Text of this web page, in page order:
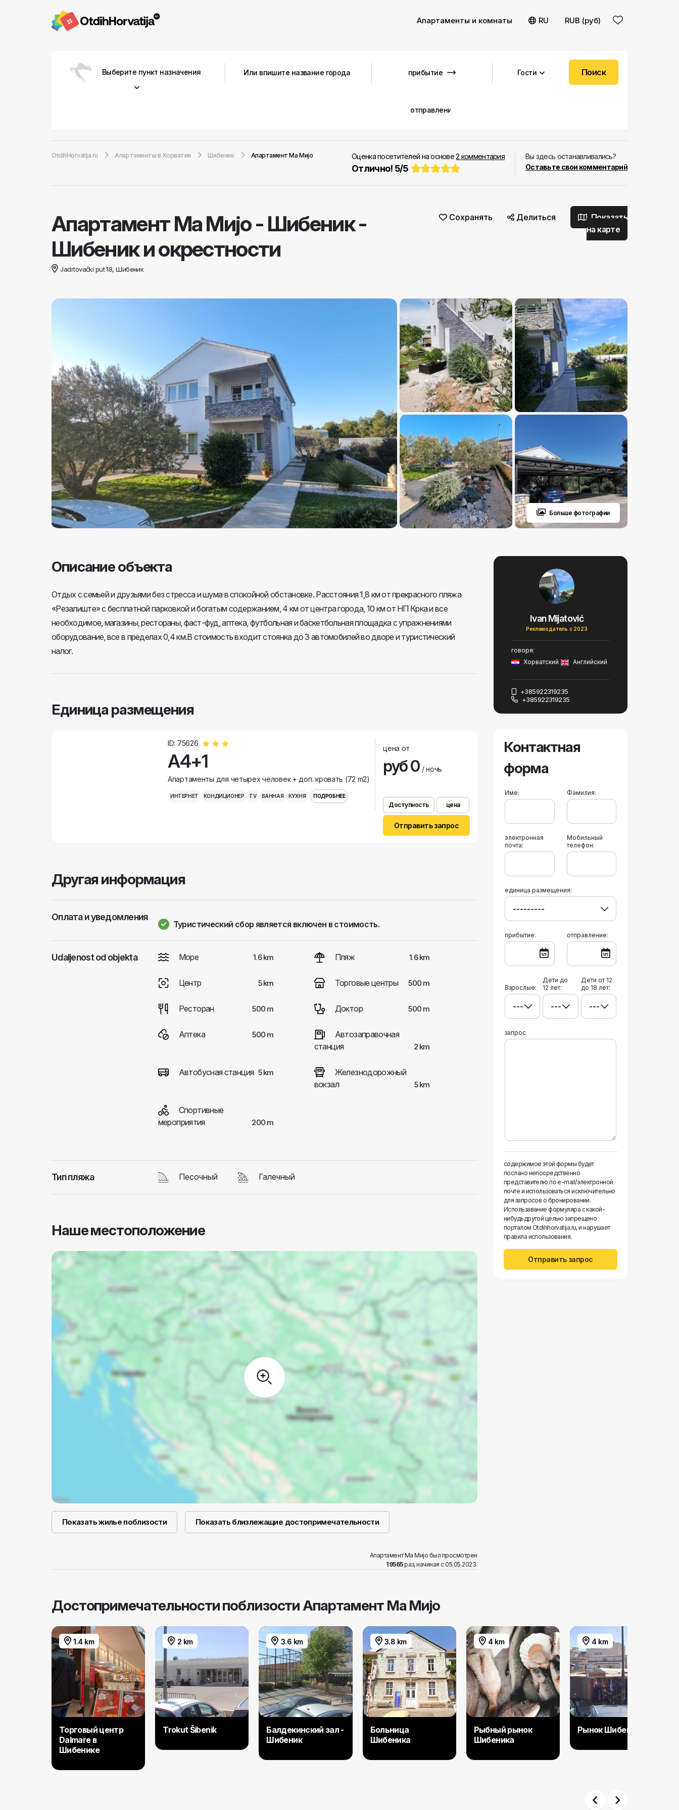
Апартаменты и комнаты RU RUB (руб)
Выберите пункт назначения Гости Поиск
OtdihHorvatija.ru Апартаменты в Хорватии Шибеник Aпартамент Ма Миjо
Вы здесь останавливались?
Оставьте свои комментарий
Оценка посетителей на основе2 комментария
Отлично! 5/5
Aпартамент Ма Миjо-Шибеник -
Шибеник и окрестности
Jadrtovački put 18, Шибеник
Сохранять Делиться
Показать
на карте
Больше фотографии
Описание объекта
Отдых с семьей и друзьями без стресса и шума в спокойной обстановке. Расстояния 1,8 км от прекрасного пляжа
«Резалиште» с бесплатной парковкой и богатым содержанием, 4 км от центра города, 10 км от НП Крка и все
необходимое, магазины, рестораны, фаст-фуд, аптека, футбольная и баскетбольная площадка с упражнениями
оборудование, все в пределах 0,4 км.В стоимость входит стоянка до 3 автомобилей во дворе и туристический
налог.
Единица размещения
ID: 75626
A4+1
Aпартаменты для четырех человек + доп. кровать (72 m2)
ИНТЕРНЕТ КОНДИЦИОНЕР TV ВАННАЯ КУХНЯ ПОДРОБНЕЕ
цена от
руб 0/ ночь
Доступность цена
Отправить запрос
Другая информация
Оплата и уведомления
Туристический сбор является включен в стоимость.
Udaljenost od objekta Море 1.6 km Пляж 1.6 km
Центр 5 km Торговые центры 500 m
Ресторан 500 m Доктор 500 m
Аптека 500 m
Автозаправочная
станция
2 km
Автобусная станция 5 km
Железнодорожный
вокзал
5 km
Спортивные
мероприятия
200 m
Тип пляжа Песочный Галечный
Наше местоположение
Показать жилье поблизости Показать близлежащие достопримечательности
Aпартамент Ма Миjо был просмотрен
19565раз, начиная с 05.05.2023.
Ivan Mijatović
Рекламодатель с 2023
говоря:
Хорватский
Английский
+385922319235
+385922319235
Контактная
форма
Име: Фамилия:
электронная
почта:
Мобильный
телефон:
единица размещения:
прибытие: отправление:
Взрослые:
Дети до
12 лет:
Дети от 12
до 18 лет:
запрос
содержимое этой формы будет
послано непосредственно
представителю по e-mail/электронной
почте и использоваться исключительно
для запросов о бронировании.
Использавание формуляра с какой-
нибудьдругой целью запрещено
порталом Otdihhorvatija.ru, и нарушает
правила использования.
Отправить запрос
Достопримечательности поблизости Aпартамент Ма Миjо
1.4 km
Торговый центр
Dalmare в
Шибенике
2 km
Trokut Šibenik
3.6 km
Балдекинский зал -
Шибеник
3.8 km
Больница
Шибеника
4 km
Рыбный рынок
Шибеника
4 km
Рынок Шибеник